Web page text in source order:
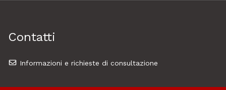
Contatti
Informazioni e richieste di consultazione